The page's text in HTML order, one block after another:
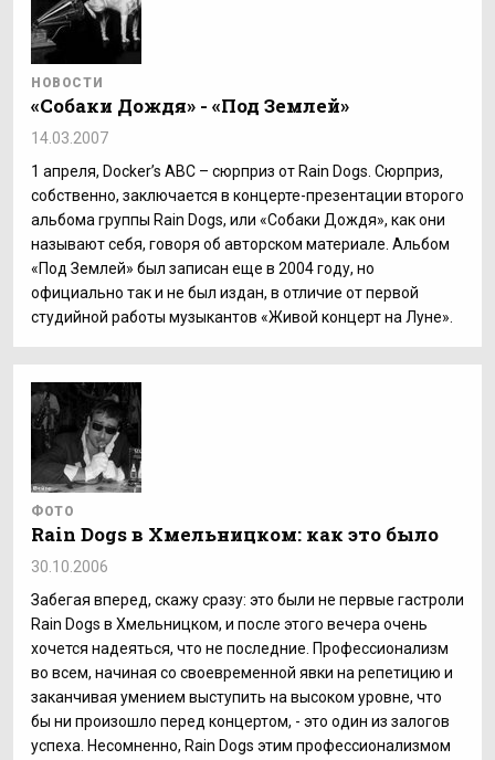
НОВОСТИ
«Собаки Дождя» - «Под Землей»
14.03.2007
1 апреля, Docker’s ABC – сюрприз от Rain Dogs. Сюрприз,
собственно, заключается в концерте-презентации второго
альбома группы Rain Dogs, или «Собаки Дождя», как они
называют себя, говоря об авторском материале. Альбом
«Под Землей» был записан еще в 2004 году, но
официально так и не был издан, в отличие от первой
студийной работы музыкантов «Живой концерт на Луне».
ФОТО
Rain Dogs в Хмельницком: как это было
30.10.2006
Забегая вперед, скажу сразу: это были не первые гастроли
Rain Dogs в Хмельницком, и после этого вечера очень
хочется надеяться, что не последние. Профессионализм
во всем, начиная со своевременной явки на репетицию и
заканчивая умением выступить на высоком уровне, что
бы ни произошло перед концертом, - это один из залогов
успеха. Несомненно, Rain Dogs этим профессионализмом